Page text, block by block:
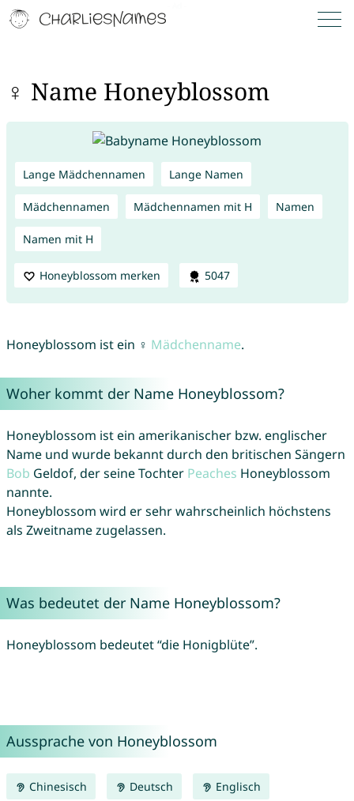
♀ Name Honeyblossom
Lange Mädchennamen Lange Namen
Mädchennamen Mädchennamen mit H Namen
Namen mit H
Honeyblossom merken 5047
Honeyblossom ist ein ♀ Mädchenname.
Woher kommt der Name Honeyblossom?
Honeyblossom ist ein amerikanischer bzw. englischer
Name und wurde bekannt durch den britischen Sängern
Bob Geldof, der seine Tochter Peaches Honeyblossom
nannte.
Honeyblossom wird er sehr wahrscheinlich höchstens
als Zweitname zugelassen.
Was bedeutet der Name Honeyblossom?
Honeyblossom bedeutet “die Honigblüte”.
Aussprache von Honeyblossom
Chinesisch Deutsch Englisch